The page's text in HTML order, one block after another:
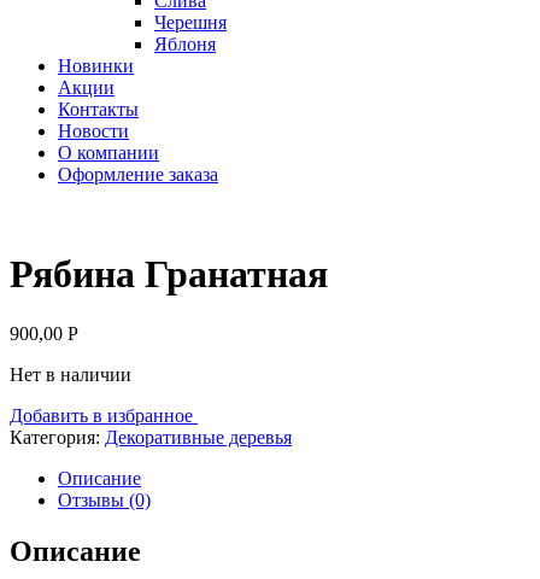
Черешня
Яблоня
Новинки
Акции
Контакты
Новости
О компании
Оформление заказа
Рябина Гранатная
900,00 Р
Нет в наличии
Добавить в избранное
Категория: Декоративные деревья
Описание
Отзывы (0)
Описание